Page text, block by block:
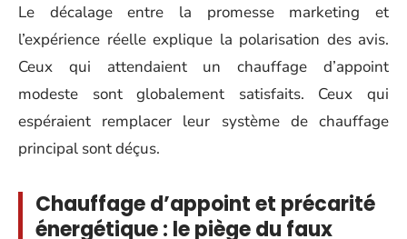
Le décalage entre la promesse marketing et
l’expérience réelle explique la polarisation des avis.
Ceux qui attendaient un chauffage d’appoint
modeste sont globalement satisfaits. Ceux qui
espéraient remplacer leur système de chauffage
principal sont déçus.
Chauffage d’appoint et précarité
énergétique : le piège du faux